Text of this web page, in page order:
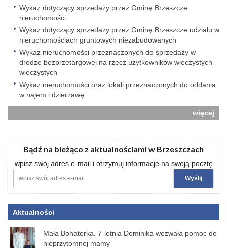
Wykaz dotyczący sprzedaży przez Gminę Brzeszcze
nieruchomości
Wykaz dotyczący sprzedaży przez Gminę Brzeszcze udziału w
nieruchomościach gruntowych niezabudowanych
Wykaz nieruchomości przeznaczonych do sprzedaży w
drodze bezprzetargowej na rzecz użytkowników wieczystych
wieczystych
Wykaz nieruchomości oraz lokali przeznaczonych do oddania
w najem i dzierżawę
więcej
Bądź na bieżąco z aktualnościami w Brzeszczach
wpisz swój adres e-mail i otrzymuj informacje na swoją pocztę
Aktualności
Mała Bohaterka. 7-letnia Dominika wezwała pomoc do
nieprzytomnej mamy